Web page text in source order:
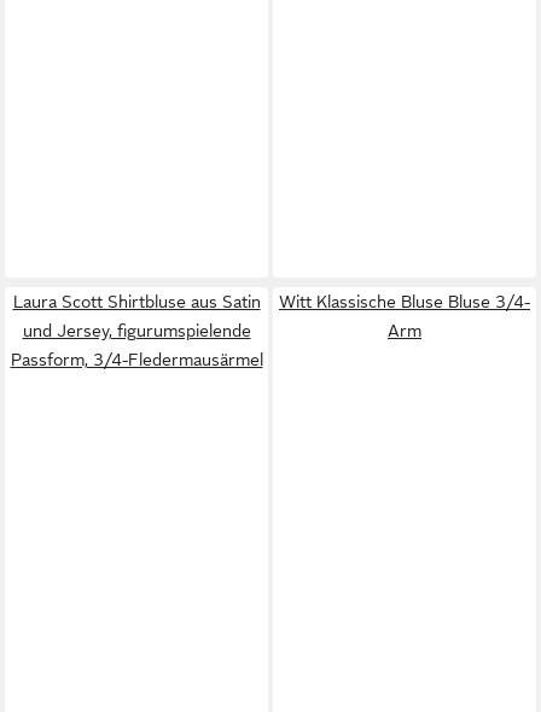
Laura Scott Shirtbluse aus Satin
und Jersey, figurumspielende
Passform, 3/4-Fledermausärmel
Witt Klassische Bluse Bluse 3/4-
Arm